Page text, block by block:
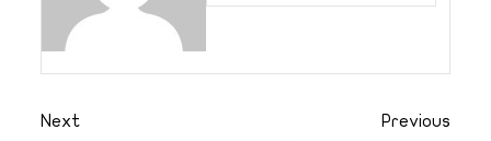
Previous
Next